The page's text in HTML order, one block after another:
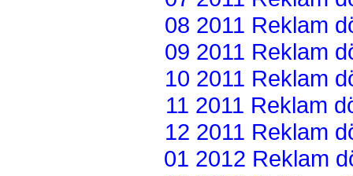
08 2011 Reklam
09 2011 Reklam
10 2011 Reklam
11 2011 Reklam
12 2011 Reklam
01 2012 Reklam